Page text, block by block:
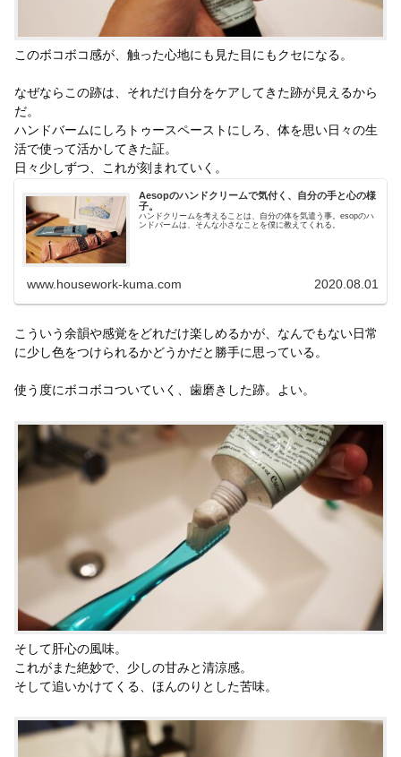
このボコボコ感が、触った心地にも見た目にもクセになる。
なぜならこの跡は、それだけ自分をケアしてきた跡が見えるから
だ。
ハンドバームにしろトゥースペーストにしろ、体を思い日々の生
活で使って活かしてきた証。
日々少しずつ、これが刻まれていく。
Aesopのハンドクリームで気付く、自分の手と心の様
子。
ハンドクリームを考えることは、自分の体を気遣う事。esopのハ
ンドバームは、そんな小さなことを僕に教えてくれる。
www.housework-kuma.com 2020.08.01
こういう余韻や感覚をどれだけ楽しめるかが、なんでもない日常
に少し色をつけられるかどうかだと勝手に思っている。
使う度にボコボコついていく、歯磨きした跡。よい。
そして肝心の風味。
これがまた絶妙で、少しの甘みと清涼感。
そして追いかけてくる、ほんのりとした苦味。